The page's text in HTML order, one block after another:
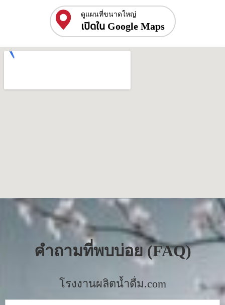
ดูแผนที่ขนาดใหญ่
เปิดใน Google Maps
คำถามที่พบบ่อย (FAQ)
โรงงานผลิตน้ำดื่ม.com